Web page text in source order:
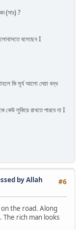
(সাঃ) ?
বলেছেন I
কি সূর্য আলো দেয়া বন্ধ
লুকিয়ে রাখতে পারবে না I
#6
by Allah
the road. Along
The rich man looks